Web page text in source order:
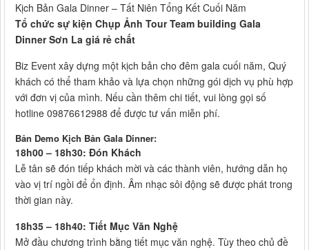
Kịch Bản Gala Dinner – Tất Niên Tổng Kết Cuối Năm
Tổ chức sự kiện Chụp Ảnh Tour Team building Gala
Dinner Sơn La giá rẻ chất
Biz Event xây dựng một kịch bản cho đêm gala cuối năm, Quý
khách có thể tham khảo và lựa chọn những gói dịch vụ phù hợp
với đơn vị của mình. Nếu cần thêm chi tiết, vui lòng gọi số
hotline 09876612988 để được tư vấn miễn phí.
Bản Demo Kịch Bản Gala Dinner:
18h00 – 18h30: Đón Khách
Lễ tân sẽ đón tiếp khách mời và các thành viên, hướng dẫn họ
vào vị trí ngồi để ổn định. Âm nhạc sôi động sẽ được phát trong
thời gian này.
18h35 – 18h40: Tiết Mục Văn Nghệ
Mở đầu chương trình bằng tiết mục văn nghệ. Tùy theo chủ đề